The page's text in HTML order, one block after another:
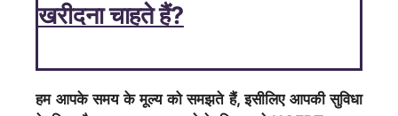
खरीदना चाहते हैं?
हम आपके समय के मूल्य को समझते हैं, इसीलिए आपकी सुविधा